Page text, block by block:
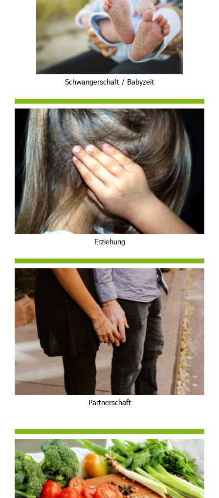
Schwangerschaft / Babyzeit
Erziehung
Partnerschaft